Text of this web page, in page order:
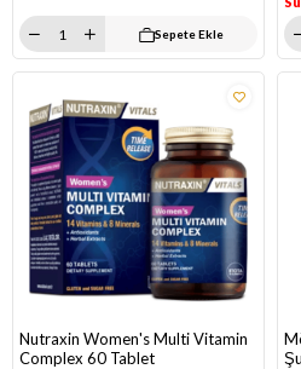
Sepete Ekle
Nutraxin Women's Multi Vitamin
Complex 60 Tablet